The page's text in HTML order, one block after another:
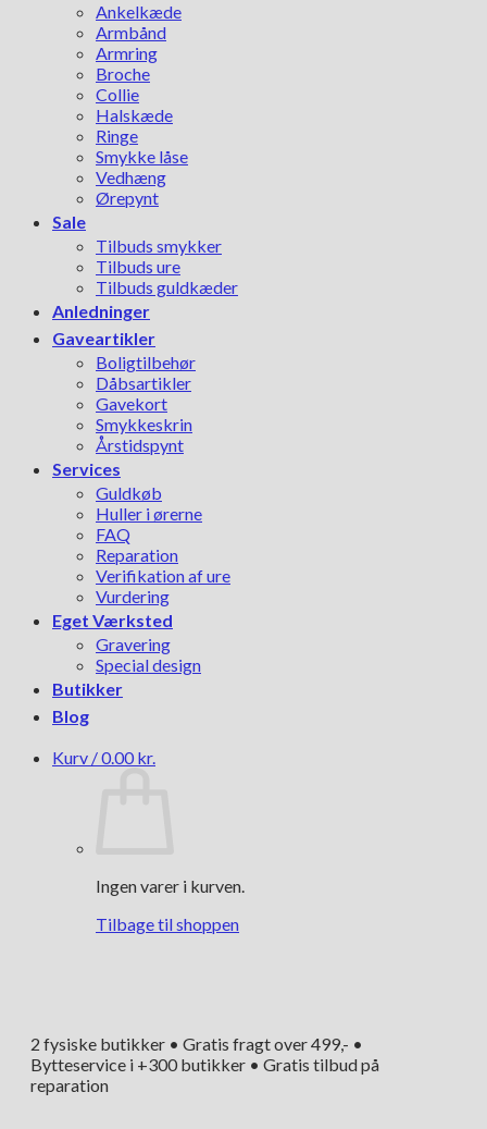
Ankelkæde
Armbånd
Armring
Broche
Collie
Halskæde
Ringe
Smykke låse
Vedhæng
Ørepynt
Sale
Tilbuds smykker
Tilbuds ure
Tilbuds guldkæder
Anledninger
Gaveartikler
Boligtilbehør
Dåbsartikler
Gavekort
Smykkeskrin
Årstidspynt
Services
Guldkøb
Huller i ørerne
FAQ
Reparation
Verifikation af ure
Vurdering
Eget Værksted
Gravering
Special design
Butikker
Blog
Kurv /0.00 kr.
Ingen varer i kurven.
Tilbage til shoppen
2 fysiske butikker • Gratis fragt over 499,- •
Bytteservice i +300 butikker • Gratis tilbud på
reparation